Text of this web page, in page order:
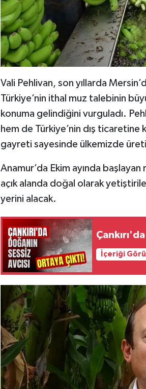
Vali Pehlivan, son yıllarda
Türkiye’nin ithal muz talebinin
konuma gelindiğini vurguladı.
hem de Türkiye’nin dış ticaretine
gayreti sayesinde ülkemizde
Anamur’da Ekim ayında
açık alanda doğal olarak
yerini alacak.
İçeriği